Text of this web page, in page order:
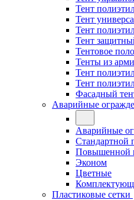
Тент
Тент
Тент
Тент
Тентовое
Тенты из
Тент
Тент
Фасадный
Аварийные
Аварийные
Стандартной
Повышенной
Эконом
Цветные
Пластиковые сетки